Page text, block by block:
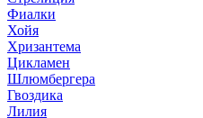
Фиалки
Хойя
Хризантема
Цикламен
Шлюмбергера
Гвоздика
Лилия